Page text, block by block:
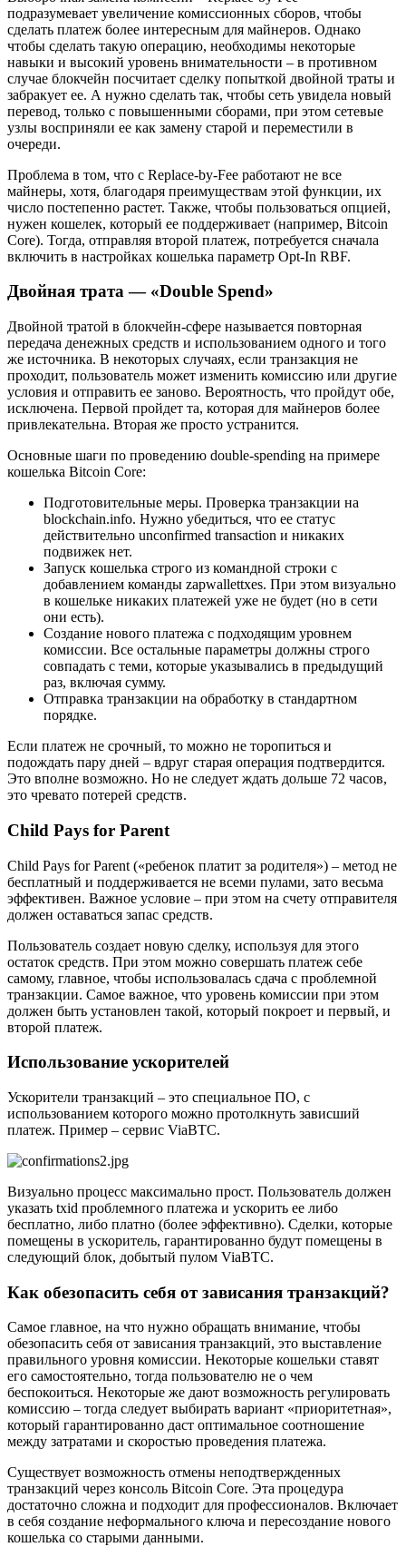
подразумевает увеличение комиссионных сборов, чтобы
сделать платеж более интересным для майнеров. Однако
чтобы сделать такую операцию, необходимы некоторые
навыки и высокий уровень внимательности – в противном
случае блокчейн посчитает сделку попыткой двойной траты и
забракует ее. А нужно сделать так, чтобы сеть увидела новый
перевод, только с повышенными сборами, при этом сетевые
узлы восприняли ее как замену старой и переместили в
очереди.
Проблема в том, что с Replace-by-Fee работают не все
майнеры, хотя, благодаря преимуществам этой функции, их
число постепенно растет. Также, чтобы пользоваться опцией,
нужен кошелек, который ее поддерживает (например, Bitcoin
Core). Тогда, отправляя второй платеж, потребуется сначала
включить в настройках кошелька параметр Opt-In RBF.
Двойная трата — «Double Spend»
Двойной тратой в блокчейн-сфере называется повторная
передача денежных средств и использованием одного и того
же источника. В некоторых случаях, если транзакция не
проходит, пользователь может изменить комиссию или другие
условия и отправить ее заново. Вероятность, что пройдут обе,
исключена. Первой пройдет та, которая для майнеров более
привлекательна. Вторая же просто устранится.
Основные шаги по проведению double-spending на примере
кошелька Bitcoin Core:
Подготовительные меры. Проверка транзакции на
blockchain.info. Нужно убедиться, что ее статус
действительно unconfirmed transaction и никаких
подвижек нет.
Запуск кошелька строго из командной строки с
добавлением команды zapwallettxes. При этом визуально
в кошельке никаких платежей уже не будет (но в сети
они есть).
Создание нового платежа с подходящим уровнем
комиссии. Все остальные параметры должны строго
совпадать с теми, которые указывались в предыдущий
раз, включая сумму.
Отправка транзакции на обработку в стандартном
порядке.
Если платеж не срочный, то можно не торопиться и
подождать пару дней – вдруг старая операция подтвердится.
Это вполне возможно. Но не следует ждать дольше 72 часов,
это чревато потерей средств.
Child Pays for Parent
Child Pays for Parent («ребенок платит за родителя») – метод не
бесплатный и поддерживается не всеми пулами, зато весьма
эффективен. Важное условие – при этом на счету отправителя
должен оставаться запас средств.
Пользователь создает новую сделку, используя для этого
остаток средств. При этом можно совершать платеж себе
самому, главное, чтобы использовалась сдача с проблемной
транзакции. Самое важное, что уровень комиссии при этом
должен быть установлен такой, который покроет и первый, и
второй платеж.
Использование ускорителей
Ускорители транзакций – это специальное ПО, с
использованием которого можно протолкнуть зависший
платеж. Пример – сервис ViaBTC.
Визуально процесс максимально прост. Пользователь должен
указать txid проблемного платежа и ускорить ее либо
бесплатно, либо платно (более эффективно). Сделки, которые
помещены в ускоритель, гарантированно будут помещены в
следующий блок, добытый пулом ViaBTC.
Как обезопасить себя от зависания транзакций?
Самое главное, на что нужно обращать внимание, чтобы
обезопасить себя от зависания транзакций, это выставление
правильного уровня комиссии. Некоторые кошельки ставят
его самостоятельно, тогда пользователю не о чем
беспокоиться. Некоторые же дают возможность регулировать
комиссию – тогда следует выбирать вариант «приоритетная»,
который гарантированно даст оптимальное соотношение
между затратами и скоростью проведения платежа.
Существует возможность отмены неподтвержденных
транзакций через консоль Bitcoin Core. Эта процедура
достаточно сложна и подходит для профессионалов. Включает
в себя создание неформального ключа и пересоздание нового
кошелька со старыми данными.